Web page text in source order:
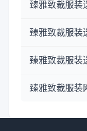
臻雅致裁服装
臻雅致裁服装
臻雅致裁服装
臻雅致裁服装